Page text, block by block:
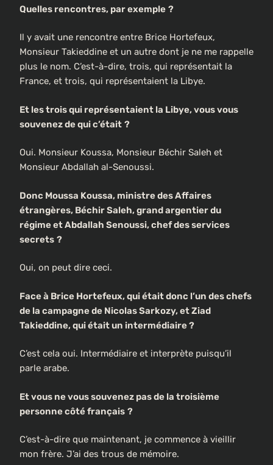
Quelles rencontres, par exemple ?
Il y avait une rencontre entre Brice Hortefeux,
Monsieur Takieddine et un autre dont je ne me rappelle
plus le nom. C’est-à-dire, trois, qui représentait la
France, et trois, qui représentaient la Libye.
Et les trois qui représentaient la Libye, vous vous
souvenez de qui c’était ?
Oui. Monsieur Koussa, Monsieur Béchir Saleh et
Monsieur Abdallah al-Senoussi.
Donc Moussa Koussa, ministre des Affaires
étrangères, Béchir Saleh, grand argentier du
régime et Abdallah Senoussi, chef des services
secrets ?
Oui, on peut dire ceci.
Face à Brice Hortefeux, qui était donc l’un des chefs
de la campagne de Nicolas Sarkozy, et Ziad
Takieddine, qui était un intermédiaire ?
C’est cela oui. Intermédiaire et interprète puisqu’il
parle arabe.
Et vous ne vous souvenez pas de la troisième
personne côté français ?
C’est-à-dire que maintenant, je commence à vieillir
mon frère. J’ai des trous de mémoire.